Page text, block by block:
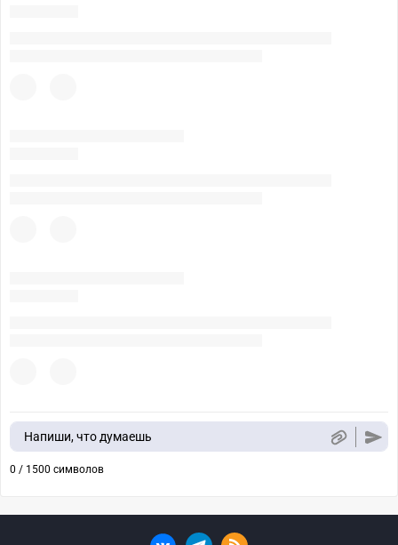
Напиши, что думаешь
0 / 1500 символов